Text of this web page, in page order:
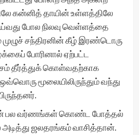
கன்னித் தாயின் உள்ளத்திலே
போல நிலவு வெள்ளத்தை
முழுச் சந்திரனின் கீழ் இரண்டொரு
போரினால் ஏற்பட்ட
தீர்த்துக் கொள்வதற்காக
மூலையிலிருந்தும் வந்து
பல வர்ணங்கள் கொண்ட போத்தல்
அடித்து ஜலதரங்கம் வாசித்தான்.